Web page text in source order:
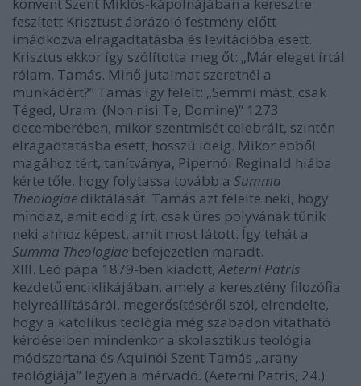
konvent Szent Miklós-kápolnájában a keresztre
feszített Krisztust ábrázoló festmény előtt
imádkozva elragadtatásba és levitációba esett.
Krisztus ekkor így szólította meg őt: „Már eleget írtál
rólam, Tamás. Minő jutalmat szeretnél a
munkádért?” Tamás így felelt: „Semmi mást, csak
Téged, Uram. (Non nisi Te, Domine)” 1273
decemberében, mikor szentmisét celebrált, szintén
elragadtatásba esett, hosszú ideig. Mikor ebből
magához tért, tanítványa, Pipernói Reginald hiába
kérte tőle, hogy folytassa tovább a Summa
Theologiae diktálását. Tamás azt felelte neki, hogy
mindaz, amit eddig írt, csak üres polyvának tűnik
neki ahhoz képest, amit most látott. Így tehát a
Summa Theologiae befejezetlen maradt.
XIII. Leó pápa 1879-ben kiadott,Aeterni Patris
kezdetű enciklikájában, amely a keresztény filozófia
helyreállításáról, megerősítéséről szól, elrendelte,
hogy a katolikus teológia még szabadon vitatható
kérdéseiben mindenkor a skolasztikus teológia
módszertana és Aquinói Szent Tamás „arany
teológiája” legyen a mérvadó. (Aeterni Patris, 24.)